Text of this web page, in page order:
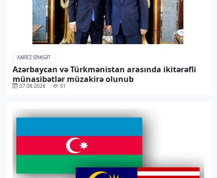
XARICI SIYASƏT
Azərbaycan və Türkmənistan arasında ikitərəfli
münasibətlər müzakirə olunub
07.08.2026 31